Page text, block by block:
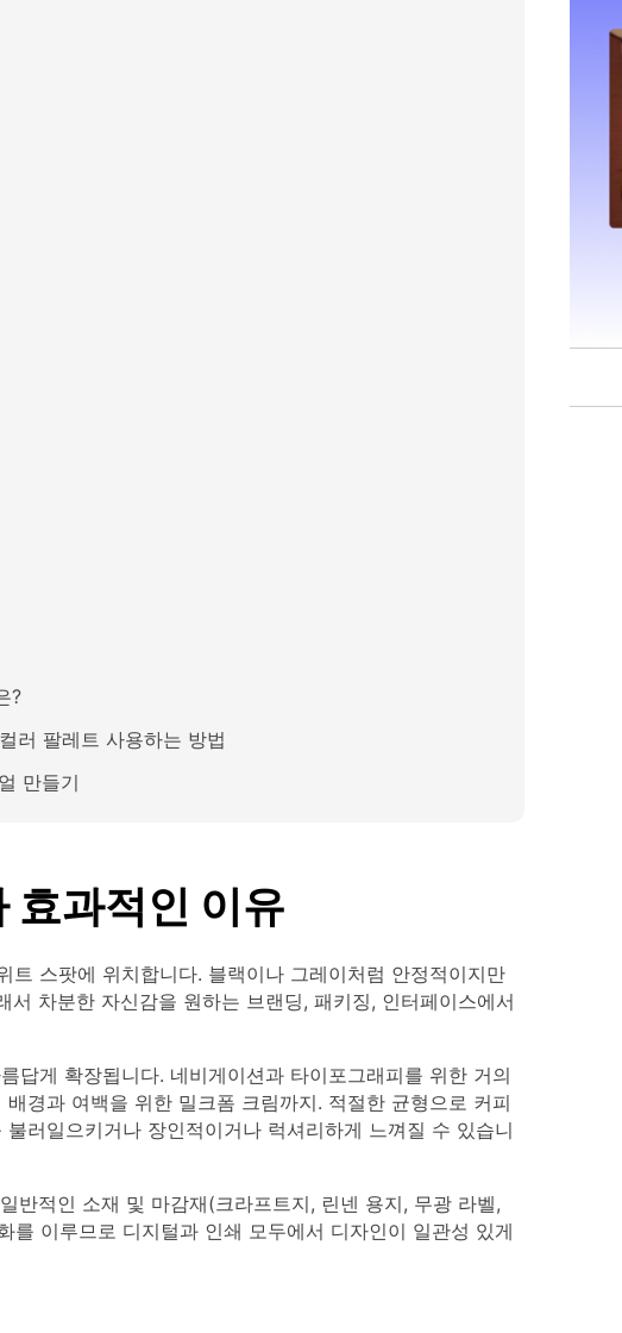
?
러 팔레트 사용하는 방법
만들기
효과적인 이유
트 스팟에 위치합니다. 블랙이나 그레이처럼 안정적이지만
서 차분한 자신감을 원하는 브랜딩, 패키징, 인터페이스에서
답게 확장됩니다. 네비게이션과 타이포그래피를 위한 거의
경과 여백을 위한 밀크폼 크림까지. 적절한 균형으로 커피
러일으키거나 장인적이거나 럭셔리하게 느껴질 수 있습니
반적인 소재 및 마감재(크라프트지, 린넨 용지, 무광 라벨,
를 이루므로 디지털과 인쇄 모두에서 디자인이 일관성 있게